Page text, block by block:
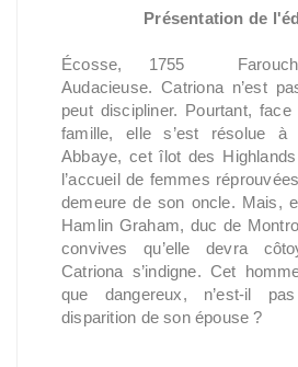
Présentation de
Écosse, 1755
Audacieuse. Catriona n’est
peut discipliner. Pourtant,
famille, elle s’est résolue à
Abbaye, cet îlot des
l’accueil de femmes
demeure de son oncle. Mais,
Hamlin Graham, duc de
convives qu’elle devra
Catriona s’indigne. Cet
que dangereux, n’est-il
disparition de son épouse ?